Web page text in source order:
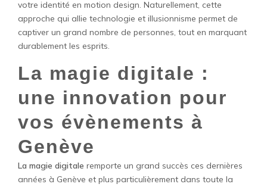
votre identité en motion design. Naturellement, cette
approche qui allie technologie et illusionnisme permet de
captiver un grand nombre de personnes, tout en marquant
durablement les esprits.
La magie digitale :
une innovation pour
vos évènements à
Genève
La magie digitale remporte un grand succès ces dernières
années à Genève et plus particulièrement dans toute la